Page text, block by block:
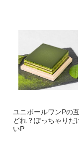
ユニボールワンPの
どれ？ぽっちゃりだ
いP